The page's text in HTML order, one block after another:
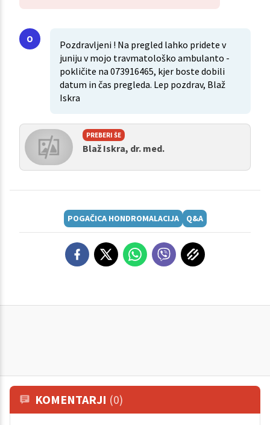
Pozdravljeni ! Na pregled lahko pridete v
juniju v mojo travmatološko ambulanto -
pokličite na 073916465, kjer boste dobili
datum in čas pregleda. Lep pozdrav, Blaž
Iskra
PREBERI ŠE
Blaž Iskra, dr. med.
POGAČICA HONDROMALACIJA Q&A
KOMENTARJI (0)